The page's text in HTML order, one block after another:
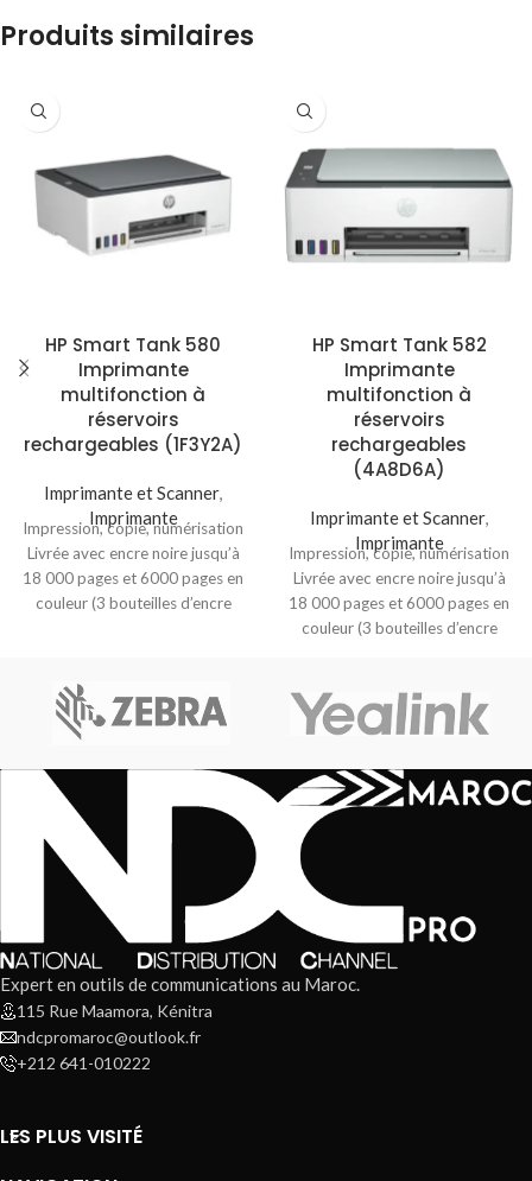
Produits similaires
HP Smart Tank 580
Imprimante
multifonction à
réservoirs
rechargeables (1F3Y2A)
Imprimante et Scanner,
Imprimante
Impression, copie, numérisation
Livrée avec encre noire jusqu’à
18 000 pages et 6000 pages en
couleur (3 bouteilles d’encre
HP Smart Tank 582
Imprimante
multifonction à
réservoirs
rechargeables
(4A8D6A)
Imprimante et Scanner,
Imprimante
Impression, copie, numérisation
Livrée avec encre noire jusqu’à
18 000 pages et 6000 pages en
couleur (3 bouteilles d’encre
Expert en outils de communications au Maroc.
115 Rue Maamora, Kénitra
ndcpromaroc@outlook.fr
+212 641-010222
LES PLUS VISITÉ